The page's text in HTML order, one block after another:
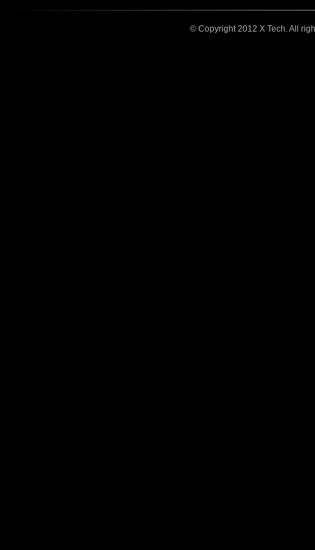
© Copyright 2012 X Tech. All